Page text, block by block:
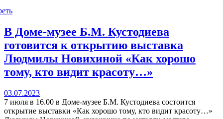
В Доме-музее Б.М. Кустодиева
готовится к открытию выставка
Людмилы Новихиной «Как хорошо
тому, кто видит красоту…»
03.07.2023
7 июля в 16.00 в Доме-музее Б.М. Кустодиева состоится
открытие выставки «Как хорошо тому, кто видит красоту…»